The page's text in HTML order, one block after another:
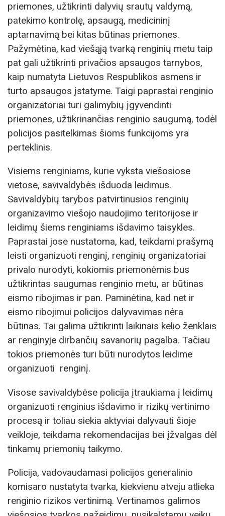
priemones, užtikrinti dalyvių srautų valdymą,
patekimo kontrolę, apsaugą, medicininį
aptarnavimą bei kitas būtinas priemones.
Pažymėtina, kad viešąją tvarką renginių metu taip
pat gali užtikrinti privačios apsaugos tarnybos,
kaip numatyta Lietuvos Respublikos asmens ir
turto apsaugos įstatyme. Taigi paprastai renginio
organizatoriai turi galimybių įgyvendinti
priemones, užtikrinančias renginio saugumą, todėl
policijos pasitelkimas šioms funkcijoms yra
perteklinis.
Visiems renginiams, kurie vyksta viešosiose
vietose, savivaldybės išduoda leidimus.
Savivaldybių tarybos patvirtinusios renginių
organizavimo viešojo naudojimo teritorijose ir
leidimų šiems renginiams išdavimo taisykles.
Paprastai jose nustatoma, kad, teikdami prašymą
leisti organizuoti renginį, renginių organizatoriai
privalo nurodyti, kokiomis priemonėmis bus
užtikrintas saugumas renginio metu, ar būtinas
eismo ribojimas ir pan. Paminėtina, kad net ir
eismo ribojimui policijos dalyvavimas nėra
būtinas. Tai galima užtikrinti laikinais kelio ženklais
ar renginyje dirbančių savanorių pagalba. Tačiau
tokios priemonės turi būti nurodytos leidime
organizuoti renginį.
Visose savivaldybėse policija įtraukiama į leidimų
organizuoti renginius išdavimo ir rizikų vertinimo
procesą ir toliau siekia aktyviai dalyvauti šioje
veikloje, teikdama rekomendacijas bei įžvalgas dėl
tinkamų priemonių taikymo.
Policija, vadovaudamasi policijos generalinio
komisaro nustatyta tvarka, kiekvienu atveju atlieka
renginio rizikos vertinimą. Vertinamos galimos